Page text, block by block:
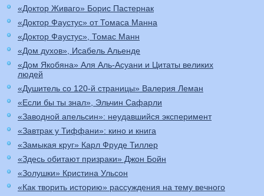
«Доктор Живаго» Борис Пастернак
«Доктор Фаустус» от Томаса Манна
«Доктор Фаустус», Томас Манн
«Дом духов», Исабель Альенде
«Дом Якобяна» Аля Аль-Асуани и Цитаты великих
людей
«Душитель со 120-й страницы» Валерия Леман
«Если бы ты знал», Эльчин Сафарли
«Заводной апельсин»: неудавшийся эксперимент
«Завтрак у Тиффани»: кино и книга
«Замыкая круг» Карл Фруде Тиллер
«Здесь обитают призраки» Джон Бойн
«Золушки» Кристина Ульсон
«Как творить историю» рассуждения на тему вечного